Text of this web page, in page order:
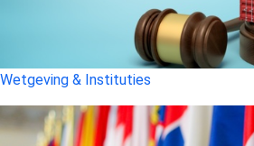
Wetgeving & Instituties